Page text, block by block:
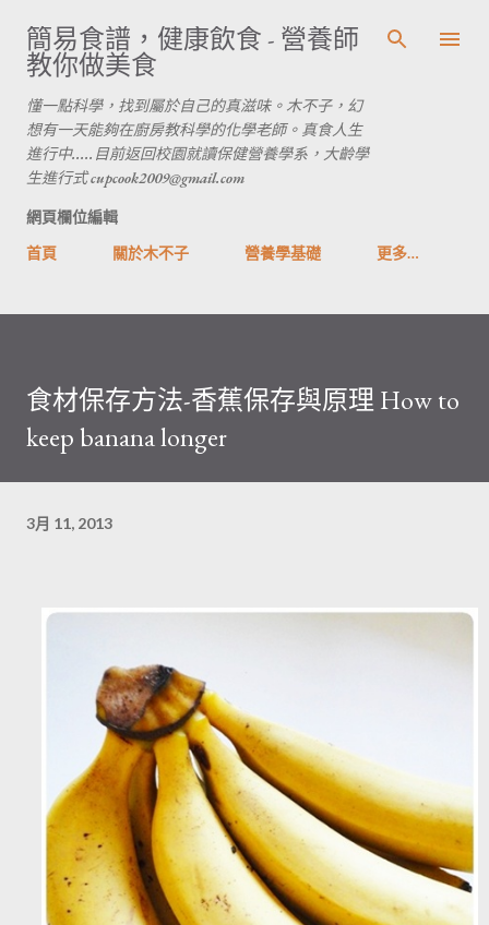
跳到主要內容
簡易食譜，健康飲食 - 營養師
教你做美食
懂一點科學，找到屬於自己的真滋味。木不子，幻
想有一天能夠在廚房教科學的化學老師。真食人生
進行中.....目前返回校園就讀保健營養學系，大齡學
生進行式 cupcook2009@gmail.com
網頁欄位編輯
首頁
關於木不子 營養學基礎 更多…
食材保存方法-香蕉保存與原理 How to
keep banana longer
3月 11, 2013